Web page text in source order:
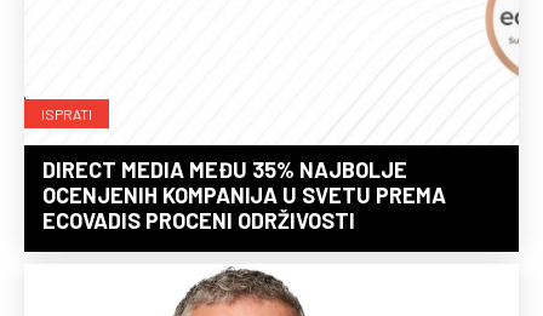
ISPRATI
DIRECT MEDIA MEĐU 35% NAJBOLJE
OCENJENIH KOMPANIJA U SVETU PREMA
ECOVADIS PROCENI ODRŽIVOSTI